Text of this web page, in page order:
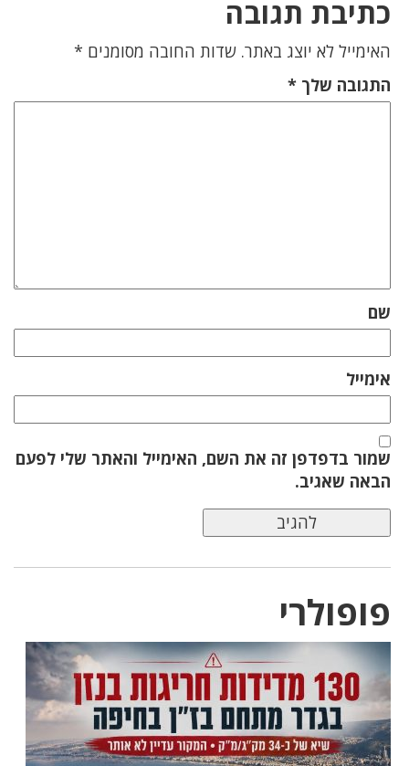
כתיבת תגובה
האימייל לא יוצג באתר. שדות החובה מסומנים *
התגובה שלך *
שם
אימייל
שמור בדפדפן זה את השם, האימייל והאתר שלי לפעם
הבאה שאגיב.
פופולרי